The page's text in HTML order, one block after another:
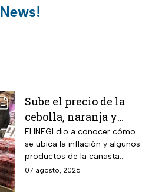
News!
Sube el precio de la
cebolla, naranja y
otros alimentos de la
canasta básica por la
inflación
El INEGI dio a conocer cómo
se ubica la inflación y algunos
productos de la canasta
básica incrementaron sus
07 agosto, 2026